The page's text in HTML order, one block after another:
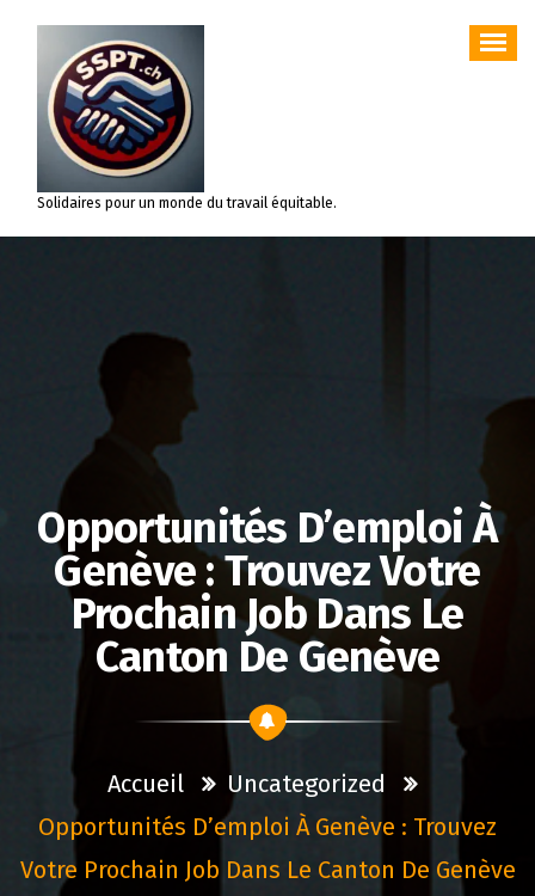
contenu
Solidaires pour un monde du travail équitable.
Opportunités D’emploi À
Genève : Trouvez Votre
Prochain Job Dans Le
Canton De Genève
Accueil
Uncategorized
Opportunités D’emploi À Genève : Trouvez
Votre Prochain Job Dans Le Canton De Genève